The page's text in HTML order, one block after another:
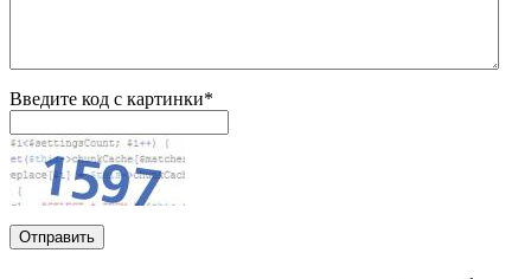
Введите код с картинки*